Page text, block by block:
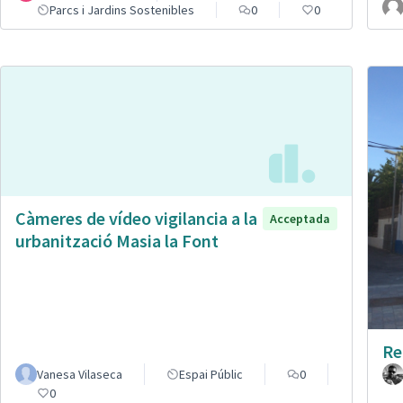
Parcs i Jardins Sostenibles 0 0
Càmeres de vídeo vigilancia a la
urbanització Masia la Font
Acceptada
Vanesa Vilaseca Espai Públic
0
0